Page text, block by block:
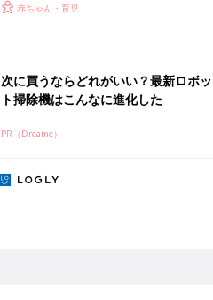
赤ちゃん・育児
次に買うならどれがいい？最新ロボッ
ト掃除機はこんなに進化した
PR（Dreame）